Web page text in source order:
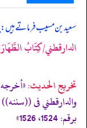
سعید بن مسیب فرماتے ہیں:
الدارقطني/كِتَابُ
تخریج الحدیث:
برقم: 1524، 1526»